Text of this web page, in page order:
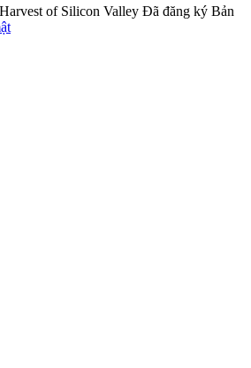
of Silicon Valley Đã đăng ký Bản